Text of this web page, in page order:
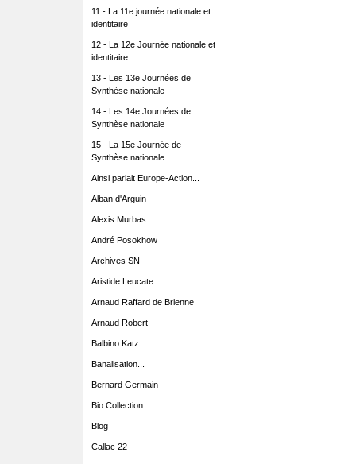
11 - La 11e journée nationale et
identitaire
12 - La 12e Journée nationale et
identitaire
13 - Les 13e Journées de
Synthèse nationale
14 - Les 14e Journées de
Synthèse nationale
15 - La 15e Journée de
Synthèse nationale
Ainsi parlait Europe-Action...
Alban d'Arguin
Alexis Murbas
André Posokhow
Archives SN
Aristide Leucate
Arnaud Raffard de Brienne
Arnaud Robert
Balbino Katz
Banalisation...
Bernard Germain
Bio Collection
Blog
Callac 22